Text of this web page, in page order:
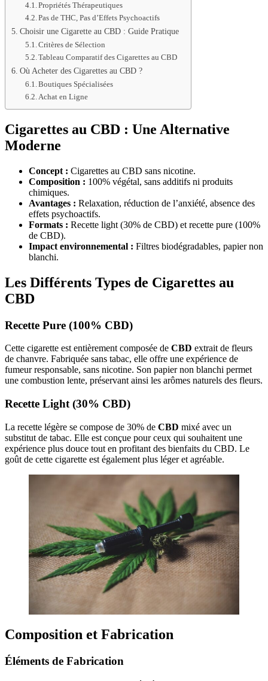
Propriétés Thérapeutiques
Pas de THC, Pas d’Effets Psychoactifs
Choisir une Cigarette au CBD : Guide Pratique
Critères de Sélection
Tableau Comparatif des Cigarettes au CBD
Où Acheter des Cigarettes au CBD ?
Boutiques Spécialisées
Achat en Ligne
Cigarettes au CBD : Une Alternative
Moderne
Concept : Cigarettes au CBD sans nicotine.
Composition : 100% végétal, sans additifs ni produits
chimiques.
Avantages : Relaxation, réduction de l’anxiété, absence des
effets psychoactifs.
Formats : Recette light (30% de CBD) et recette pure (100%
de CBD).
Impact environnemental : Filtres biodégradables, papier non
blanchi.
Les Différents Types de Cigarettes au
CBD
Recette Pure (100% CBD)
Cette cigarette est entièrement composée de CBD extrait de fleurs
de chanvre. Fabriquée sans tabac, elle offre une expérience de
fumeur responsable, sans nicotine. Son papier non blanchi permet
une combustion lente, préservant ainsi les arômes naturels des fleurs.
Recette Light (30% CBD)
La recette légère se compose de 30% de CBD mixé avec un
substitut de tabac. Elle est conçue pour ceux qui souhaitent une
expérience plus douce tout en profitant des bienfaits du CBD. Le
goût de cette cigarette est également plus léger et agréable.
Composition et Fabrication
Éléments de Fabrication